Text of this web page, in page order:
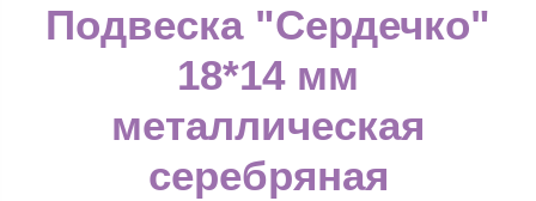
Подвеска "Сердечко"
18*14 мм
металлическая
серебряная